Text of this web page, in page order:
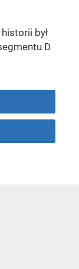
był
D